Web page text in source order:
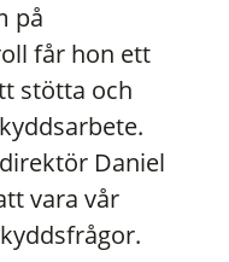
på
får hon ett
stötta och
Daniel
vara vår